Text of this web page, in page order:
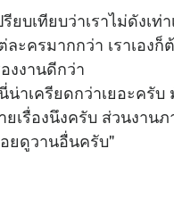
ยบเทียบว่าเราไม่ดังเ
ะครมากกว่า เราเอง
งงานดีกว่า
น่าเครียดกว่าเยอะครั
ยเรื่องนึงครับ ส่วนงา
ยดูวานอื่นครับ"